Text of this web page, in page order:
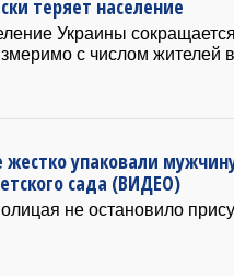
теряет население
Украины
с числом жителей в
жестко упаковали
сада (ВИДЕО)
не остановило